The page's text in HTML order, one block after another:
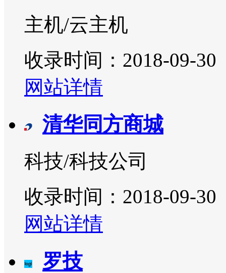
主机/云主机
收录时间：2018-09-30
网站详情
清华同方商城
科技/科技公司
收录时间：2018-09-30
网站详情
​罗技